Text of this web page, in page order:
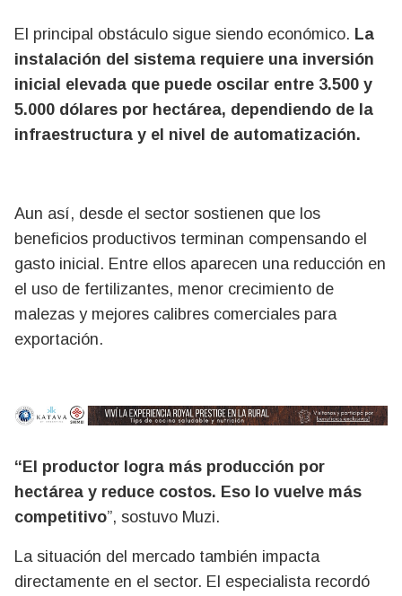
El principal obstáculo sigue siendo económico. La
instalación del sistema requiere una inversión
inicial elevada que puede oscilar entre 3.500 y
5.000 dólares por hectárea, dependiendo de la
infraestructura y el nivel de automatización.
Aun así, desde el sector sostienen que los
beneficios productivos terminan compensando el
gasto inicial. Entre ellos aparecen una reducción en
el uso de fertilizantes, menor crecimiento de
malezas y mejores calibres comerciales para
exportación.
“El productor logra más producción por
hectárea y reduce costos. Eso lo vuelve más
competitivo”, sostuvo Muzi.
La situación del mercado también impacta
directamente en el sector. El especialista recordó